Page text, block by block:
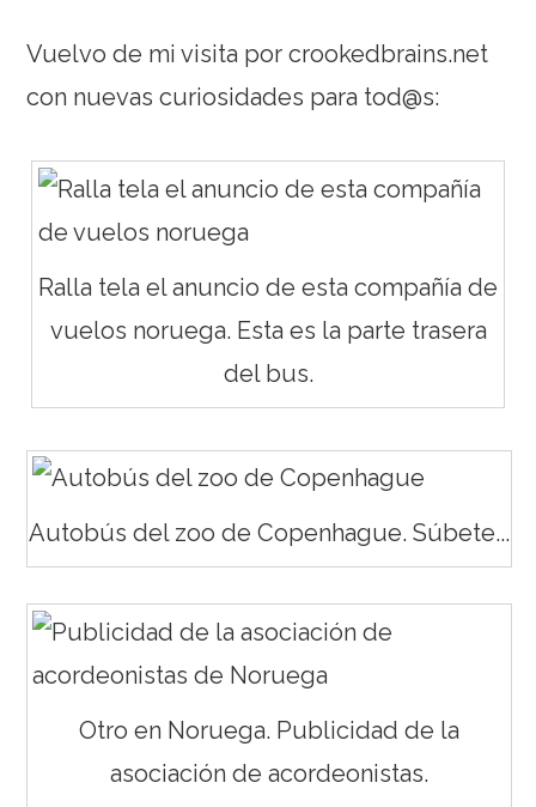
Vuelvo de mi visita por crookedbrains.net
con nuevas curiosidades para tod@s:
Ralla tela el anuncio de esta compañía de
vuelos noruega. Esta es la parte trasera
del bus.
Autobús del zoo de Copenhague. Súbete...
Otro en Noruega. Publicidad de la
asociación de acordeonistas.